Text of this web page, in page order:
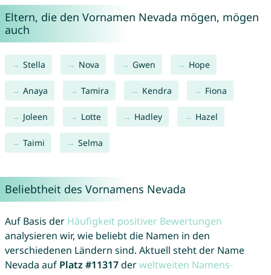
Eltern, die den Vornamen Nevada mögen, mögen
auch
Stella Nova Gwen Hope
Anaya Tamira Kendra Fiona
Joleen Lotte Hadley Hazel
Taimi Selma
Beliebtheit des Vornamens Nevada
Auf Basis der Häufigkeit positiver Bewertungen
analysieren wir, wie beliebt die Namen in den
verschiedenen Ländern sind. Aktuell steht der Name
Nevada auf Platz #11317derweltweiten Namens-